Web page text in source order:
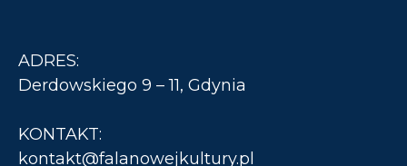
ADRES:
Derdowskiego 9 – 11, Gdynia
KONTAKT:
kontakt@falanowejkultury.pl